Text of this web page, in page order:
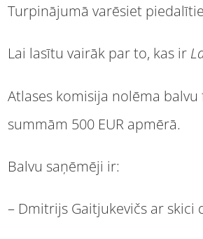
Turpinājumā varēsiet
Lai lasītu vairāk par to, kas ir
Atlases komisija nolēma
summām 500 EUR apmērā.
Balvu saņēmēji ir:
– Dmitrijs Gaitjukevičs ar skici